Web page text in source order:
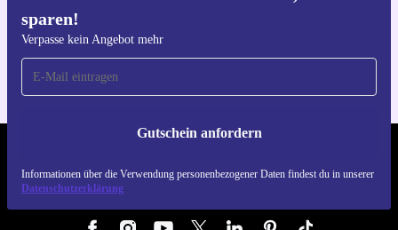
sparen!
Verpasse kein Angebot mehr
Gutschein anfordern
Informationen über die Verwendung personenbezogener Daten findest du in unserer
Datenschutzerklärung
Für iOS und Android